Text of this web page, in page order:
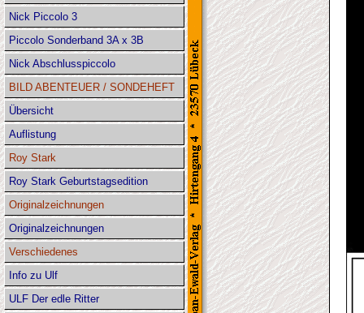
Nick Piccolo 3
Piccolo Sonderband 3A x 3B
Nick Abschlusspiccolo
BILD ABENTEUER / SONDEHEFT
Übersicht
Auflistung
Roy Stark
Roy Stark Geburtstagsedition
Originalzeichnungen
Originalzeichnungen
Verschiedenes
Info zu Ulf
ULF Der edle Ritter